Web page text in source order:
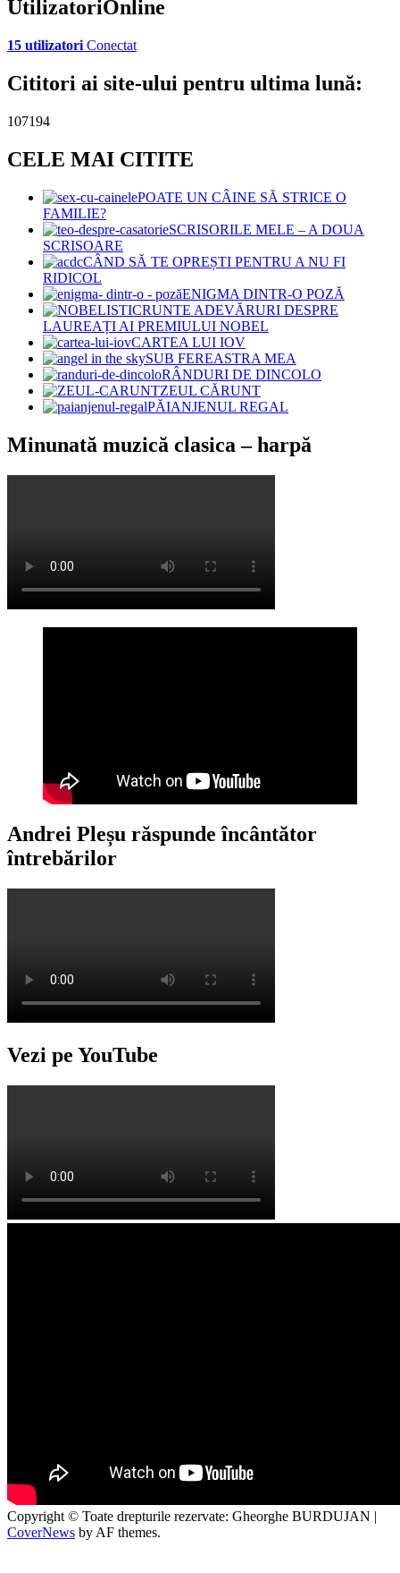
UtilizatoriOnline
15 utilizatori Conectat
Cititori ai site-ului pentru ultima lună:
107194
CELE MAI CITITE
POATE UN CÂINE SĂ STRICE O
FAMILIE?
SCRISORILE MELE – A DOUA
SCRISOARE
CÂND SĂ TE OPREȘTI PENTRU A NU FI
RIDICOL
ENIGMA DINTR-O POZĂ
CRUNTE ADEVĂRURI DESPRE
LAUREAȚI AI PREMIULUI NOBEL
CARTEA LUI IOV
SUB FEREASTRA MEA
RÂNDURI DE DINCOLO
ZEUL CĂRUNT
PĂIANJENUL REGAL
Minunată muzică clasica – harpă
Andrei Pleșu răspunde încântător
întrebărilor
Vezi pe YouTube
Copyright © Toate drepturile rezervate: Gheorghe BURDUJAN |
CoverNews by AF themes.